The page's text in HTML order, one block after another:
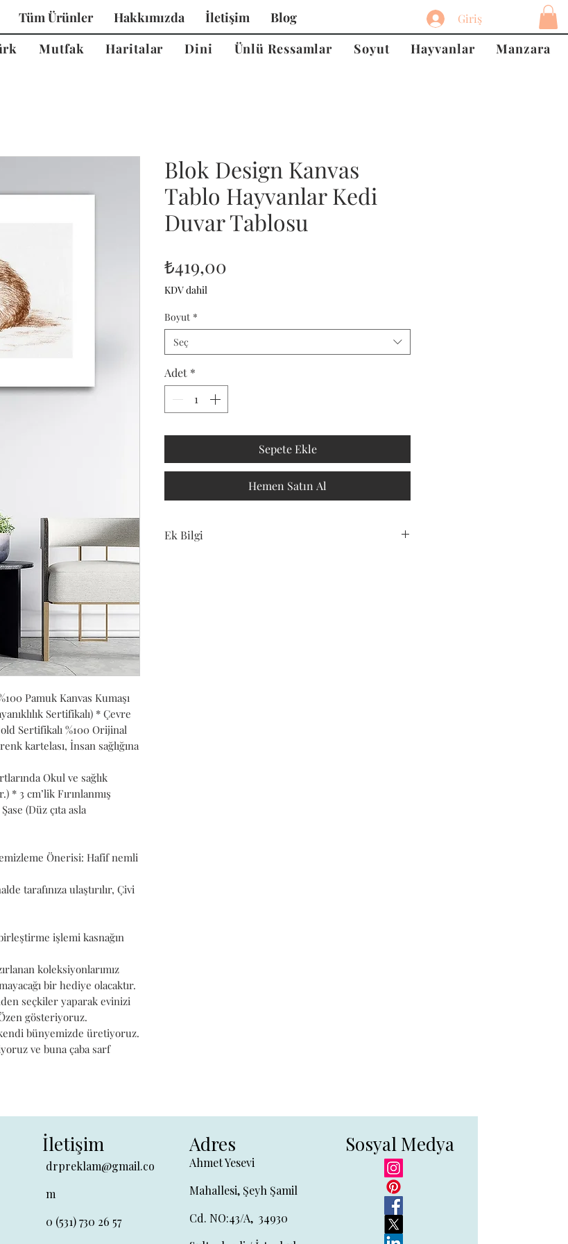
Giriş
Tüm Ürünler Hakkımızda İletişim
Blog
Mutfak Haritalar Dini Ünlü Ressamlar Soyut Hayvanlar Manzara
Pamuk Kanvas Kumaşı
Sertifikalı) * Çevre
Sertifikalı %100 Orijinal
kartelası, İnsan sağlığına
Okul ve sağlık
* 3 cm’lik Fırınlanmış
(Düz çıta asla
Önerisi: Hafif nemli
tarafınıza ulaştırılır, Çivi
işlemi kasnağın
koleksiyonlarımız
bir hediye olacaktır.
seçkiler yaparak evinizi
gösteriyoruz.
bünyemizde üretiyoruz.
ve buna çaba sarf
Blok Design Kanvas
Tablo Hayvanlar Kedi
Duvar Tablosu
₺419,00
KDV dahil
Boyut *
Seç
Adet *
Sepete Ekle
Hemen Satın Al
Ek Bilgi
İletişim
drpreklam@gmail.co
m
0 (531) 730 26 57
Adres
Ahmet Yesevi
Mahallesi, Şeyh Şamil
Cd. NO:43/A, 34930
Sosyal Medya